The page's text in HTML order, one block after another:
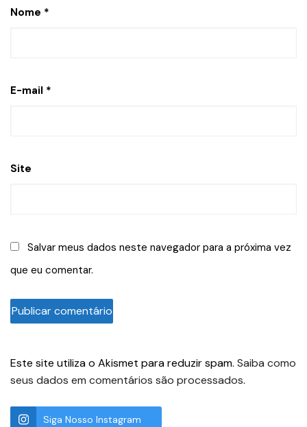
Nome *
E-mail *
Site
Salvar meus dados neste navegador para a próxima vez
que eu comentar.
Este site utiliza o Akismet para reduzir spam. Saiba como
seus dados em comentários são processados.
Siga Nosso Instagram